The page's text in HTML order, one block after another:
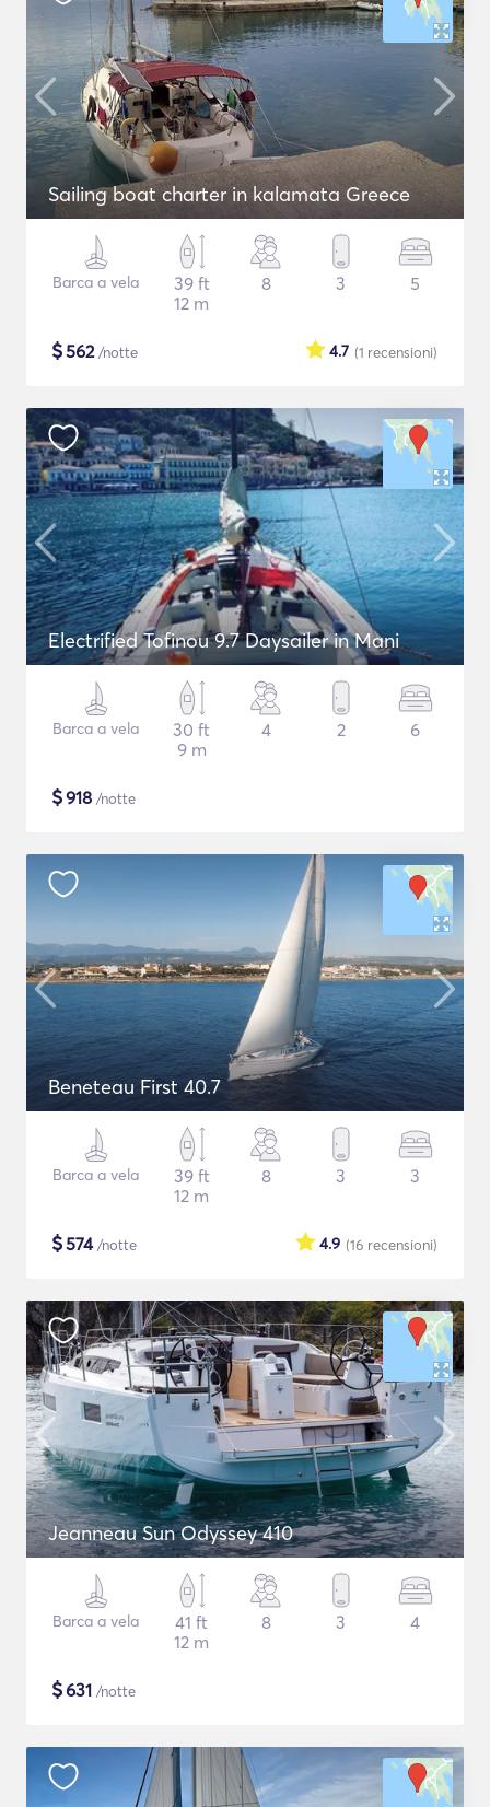
Sailing boat charter in kalamata Greece
Barca a vela
39 ft
12 m
8 3 5
$562/notte (1 recensioni)
4.7
Electrified Tofinou 9.7 Daysailer in Mani
Barca a vela
30 ft
9 m
4 2 6
$918 /notte
Beneteau First 40.7
Barca a vela
39 ft
12 m
8 3 3
$574/notte (16 recensioni)
4.9
Jeanneau Sun Odyssey 410
Barca a vela
41 ft
12 m
8 3 4
$631 /notte